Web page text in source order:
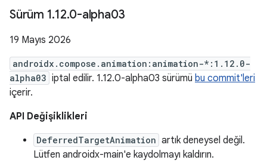
Sürüm 1.12.0-alpha03
19 Mayıs 2026
androidx.compose.animation:animation-*:1.12.0-
alpha03 iptal edilir. 1.12.0-alpha03 sürümü bu commit'leri
içerir.
API Değişiklikleri
DeferredTargetAnimation artık deneysel değil.
Lütfen androidx-main'e kaydolmayı kaldırın.